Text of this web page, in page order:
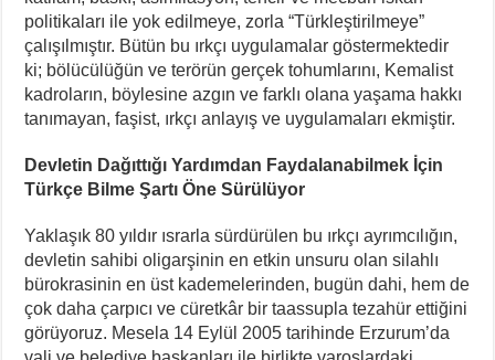
politikaları ile yok edilmeye, zorla “Türkleştirilmeye”
çalışılmıştır. Bütün bu ırkçı uygulamalar göstermektedir
ki; bölücülüğün ve terörün gerçek tohumlarını, Kemalist
kadroların, böylesine azgın ve farklı olana yaşama hakkı
tanımayan, faşist, ırkçı anlayış ve uygulamaları ekmiştir.
Devletin Dağıttığı Yardımdan Faydalanabilmek İçin
Türkçe Bilme Şartı Öne Sürülüyor
Yaklaşık 80 yıldır ısrarla sürdürülen bu ırkçı ayrımcılığın,
devletin sahibi oligarşinin en etkin unsuru olan silahlı
bürokrasinin en üst kademelerinden, bugün dahi, hem de
çok daha çarpıcı ve cüretkâr bir taassupla tezahür ettiğini
görüyoruz. Mesela 14 Eylül 2005 tarihinde Erzurum’da